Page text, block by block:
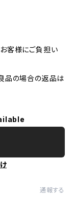
客様にご負担い
品の場合の返品は
通報する